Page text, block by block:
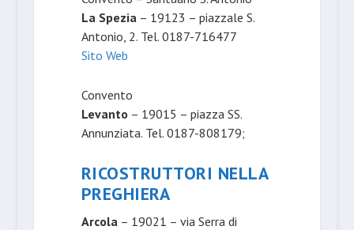
La Spezia– 19123 – piazzale S.
Antonio, 2. Tel. 0187-716477
Sito Web
Convento
Levanto – 19015 – piazza SS.
Annunziata. Tel. 0187-808179;
RICOSTRUTTORI NELLA
PREGHIERA
Arcola – 19021 – via Serra di